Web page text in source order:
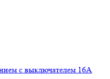
с выключателем 16А